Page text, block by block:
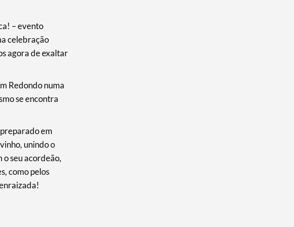
– evento
celebração
agora de exaltar
Redondo numa
se encontra
em
unindo o
seu acordeão,
como pelos